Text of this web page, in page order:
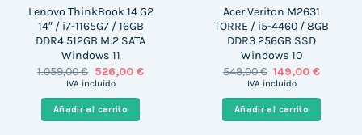
Lenovo ThinkBook 14 G2
14″ / i7-1165G7 / 16GB
DDR4 512GB M.2 SATA
Windows 11
1.059,00€ El
precio
era:
1.059,00 €.
526,00 €El
IVA incluido
Añadir al carrito
Acer Veriton M2631
TORRE / i5-4460 / 8GB
DDR3 256GB SSD
Windows 10
549,00€ El
precio
era:
549,00 €.
149,00€El
es:
149,00
IVA incluido
Añadir al carrito